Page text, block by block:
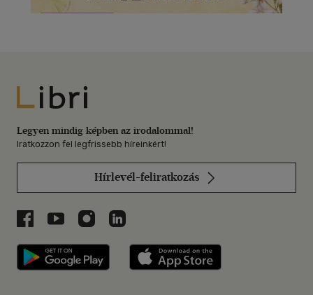
Libri
Legyen mindig képben az irodalommal!
Iratkozzon fel legfrissebb híreinkért!
Hírlevél-feliratkozás
Libri a Facebookon
Libri a Youtube-on
Libri az Instagramon
Libri a LinkedInen
Libri applikáció Szerezd meg: Google